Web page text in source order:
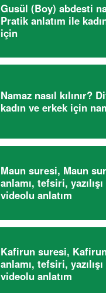
Gusül (Boy) abdesti
Pratik anlatım ile
için
Namaz nasıl kılınır?
kadın ve erkek için
Maun suresi, Maun
anlamı, tefsiri,
videolu anlatım
Kafirun suresi,
anlamı, tefsiri,
videolu anlatım